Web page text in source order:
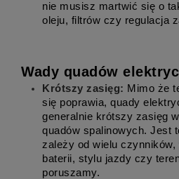
nie musisz martwić się o
oleju, filtrów czy regulacja
Wady quadów
Krótszy zasięg: Mimo że
się poprawia, quady
generalnie krótszy zasięg
quadów spalinowych. Jest
zależy od wielu
baterii, stylu jazdy czy
poruszamy.